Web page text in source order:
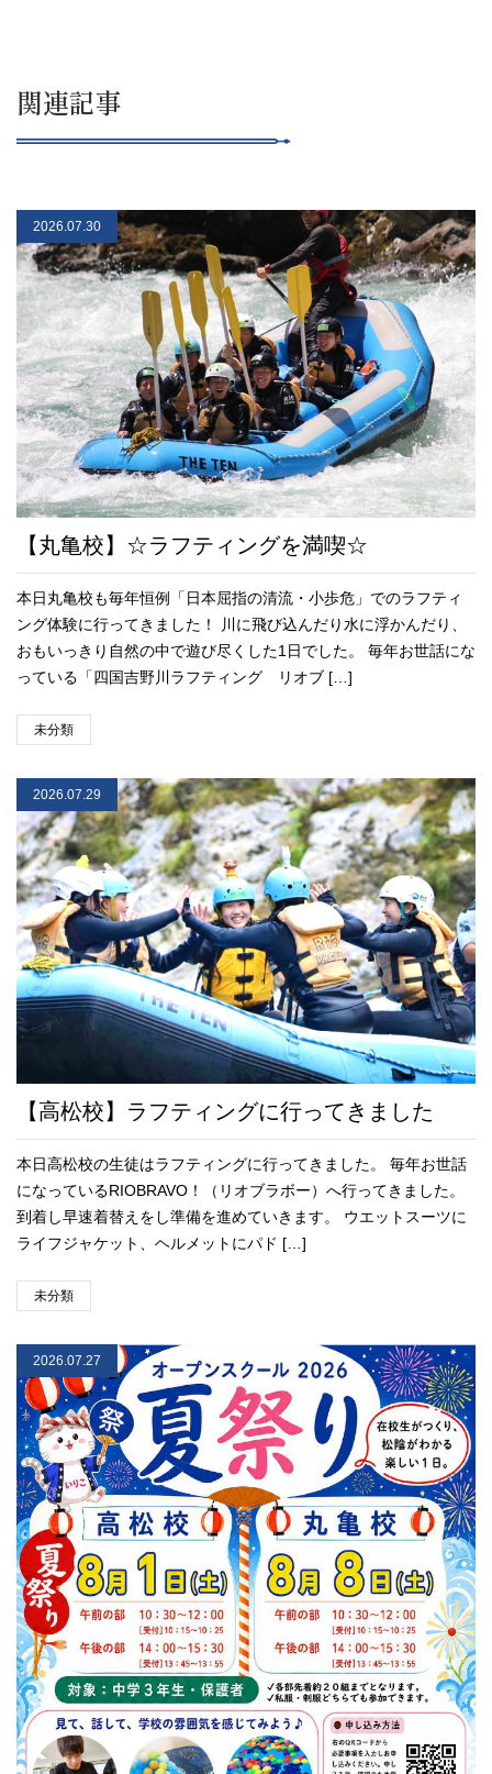
関連記事
2026.07.30
【丸亀校】☆ラフティングを満喫☆
本日丸亀校も毎年恒例「日本屈指の清流・小歩危」でのラフティ
ング体験に行ってきました！ 川に飛び込んだり水に浮かんだり、
おもいっきり自然の中で遊び尽くした1日でした。 毎年お世話にな
っている「四国吉野川ラフティング リオブ […]
未分類
2026.07.29
【高松校】ラフティングに行ってきました
本日高松校の生徒はラフティングに行ってきました。 毎年お世話
になっているRIOBRAVO！（リオブラボー）へ行ってきました。
到着し早速着替えをし準備を進めていきます。 ウエットスーツに
ライフジャケット、ヘルメットにパド […]
未分類
2026.07.27